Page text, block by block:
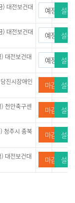
) 대전보건대
예정 설문
) 대전보건대
예정 설문
대전보건대
예정 설문
진시장애인
마감 설문
천안축구센
마감 설문
청주시 충북
마감 설문
대전보건대
마감 설문